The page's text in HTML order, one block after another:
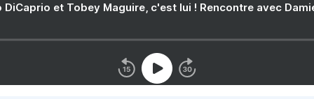
DiCaprio et Tobey Maguire, c'est lui ! Rencontre avec